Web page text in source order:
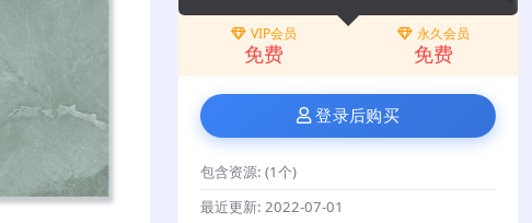
VIP会员
免费
永久会员
免费
登录后购买
包含资源: (1个)
最近更新: 2022-07-01